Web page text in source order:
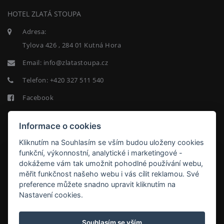
HOTEL ZLATÁ STOUPA
Adresa:
Tylova 426 , 284 01 Kutná Hora
Email: info@zlatastoupa.cz
Telefon: +420 327 511 540
Facebook
NEWSLETTER
Informace o cookies
Kliknutím na Souhlasím se vším budou uloženy cookies
funkční, výkonnostní, analytické i marketingové -
dokážeme vám tak umožnit pohodlné používání webu,
měřit funkčnost našeho webu i vás cílit reklamou. Své
preference můžete snadno upravit kliknutím na
Nastavení cookies.
Souhlasím se vším